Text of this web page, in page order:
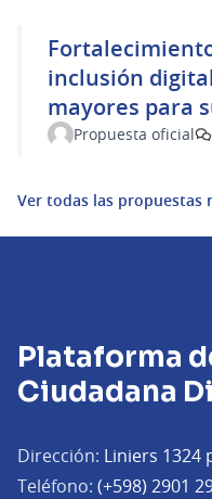
inclusión
mayores para
efectiva en la
Propuesta oficial
Ver todas las propuestas
Plataforma
Ciudadana
Dirección: Liniers 1324
Teléfono: (+598) 2901